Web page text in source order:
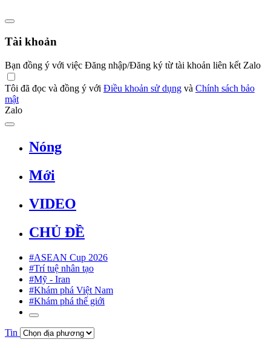
Tài khoản
Bạn đồng ý với việc Đăng nhập/Đăng ký từ tài khoản liên kết Zalo
Tôi đã đọc và đồng ý với Điều khoản sử dụng và Chính sách bảo
mật
Zalo
Nóng
Mới
VIDEO
CHỦ ĐỀ
#ASEAN Cup 2026
#Trí tuệ nhân tạo
#Mỹ - Iran
#Khám phá Việt Nam
#Khám phá thế giới
Tin